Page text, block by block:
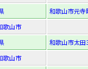
和歌山市元
歌山市
和歌山市太
歌山市